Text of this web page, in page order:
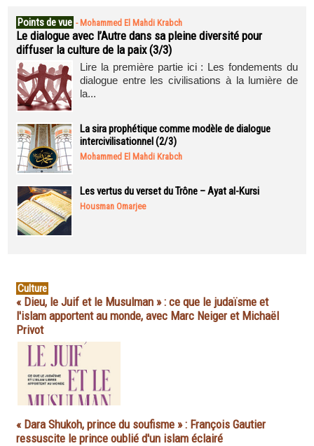
Points de vue - Mohammed El Mahdi Krabch
Le dialogue avec l’Autre dans sa pleine diversité pour
diffuser la culture de la paix (3/3)
Lire la première partie ici : Les fondements du
dialogue entre les civilisations à la lumière de
la...
La sira prophétique comme modèle de dialogue
intercivilisationnel (2/3)
Mohammed El Mahdi Krabch
Les vertus du verset du Trône – Ayat al-Kursi
Housman Omarjee
Culture
« Dieu, le Juif et le Musulman » : ce que le judaïsme et
l'islam apportent au monde, avec Marc Neiger et Michaël
Privot
« Dara Shukoh, prince du soufisme » : François Gautier
ressuscite le prince oublié d'un islam éclairé